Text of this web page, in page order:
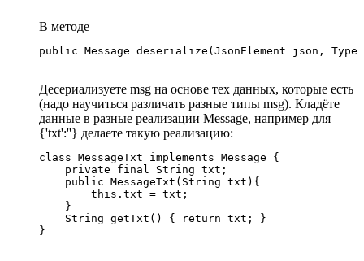
В методе
public Message deserialize(JsonElement json,
Десериализуете msg на основе тех данных, которые есть
(надо научиться различать разные типы msg). Кладёте
данные в разные реализации Message, например для
{'txt':''} делаете такую реализацию:
class MessageTxt implements Message {
    private final String txt;
    public MessageTxt(String txt){
        this.txt = txt;
    }
    String getTxt() { return txt; }
}